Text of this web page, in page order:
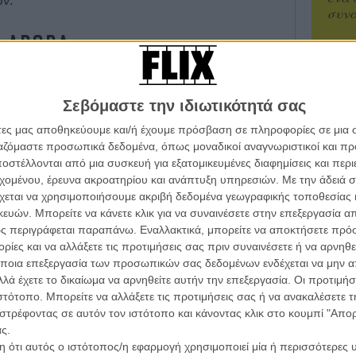
Σεβόμαστε την ιδιωτικότητά σας
μας αποθηκεύουμε και/ή έχουμε πρόσβαση σε πληροφορίες σε
προσωπικά δεδομένα, όπως μοναδικοί αναγνωριστικοί και
από μια συσκευή για εξατομικευμένες διαφημίσεις και
έρευνα ακροατηρίου και ανάπτυξη υπηρεσιών. Με την άδειά
να χρησιμοποιήσουμε ακριβή δεδομένα γεωγραφικής τοποθεσίας
Μπορείτε να κάνετε κλικ για να συναινέσετε στην επεξεργασία
περιγράφεται παραπάνω. Εναλλακτικά, μπορείτε να αποκτήσετε
και να αλλάξετε τις προτιμήσεις σας πριν συναινέσετε ή να
επεξεργασία των προσωπικών σας δεδομένων ενδέχεται να μην
έχετε το δικαίωμα να αρνηθείτε αυτήν την επεξεργασία. Οι
Μπορείτε να αλλάξετε τις προτιμήσεις σας ή να ανακαλέσετε
σε αυτόν τον ιστότοπο και κάνοντας κλικ στο κουμπί
αυτός ο ιστότοπος/η εφαρμογή χρησιμοποιεί μία ή περισσότερες
ΑΡΘΡΑ
Τρέιλερ για το «Black Gold»
Κάρεν Σίλκγουντ για αρχάριους
ιχνηλατεί μια σύγχρονη τραγωδία
auteur, man…»
Θέλω